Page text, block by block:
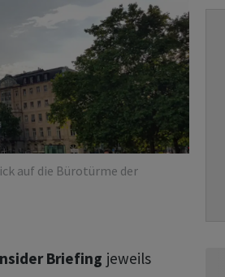
auf die Bürotürme der
Briefing jeweils